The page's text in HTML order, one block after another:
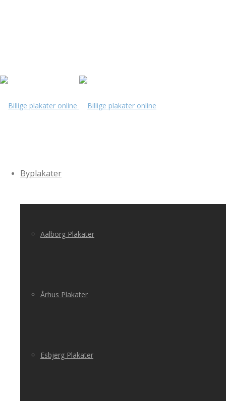
Byplakater
Aalborg Plakater
Århus Plakater
Esbjerg Plakater